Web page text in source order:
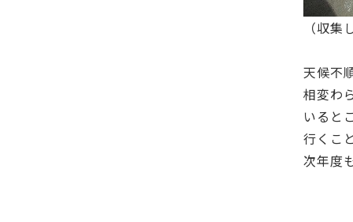
（収集
天候不
相変わ
いると
行くこ
次年度